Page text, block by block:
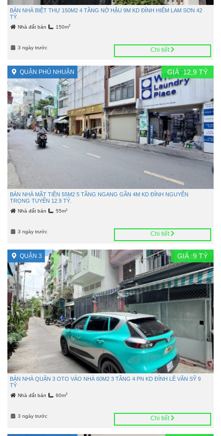
BÁN NHÀ BIỆT THỰ 150M2 4 TẦNG NỞ HẬU 9M KD ĐỈNH HIẾM LAM SƠN 42
TỶ.
Nhà đất bán 150m2
3 ngày trước Chi tiết
QUẬN PHÚ NHUẬN GIÁ :12,9 TỶ
BÁN NHÀ MẶT TIỀN 55M2 5 TẦNG NGANG GẦN 4M KD ĐỈNH NGUYỄN
TRỌNG TUYỂN 12.9 TỶ.
Nhà đất bán 55m2
3 ngày trước Chi tiết
QUẬN 3 GIÁ :9 TỶ
BÁN NHÀ QUẬN 3 OTO VÀO NHÀ 60M2 3 TẦNG 4 PN KD ĐỈNH LÊ VĂN SỸ 9
TỶ
Nhà đất bán 60m2
3 ngày trước Chi tiết